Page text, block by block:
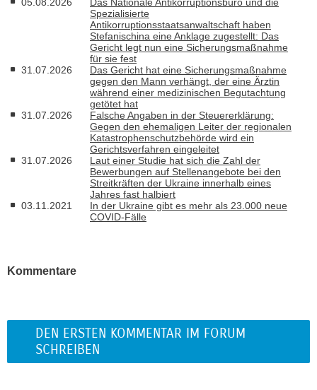
Spezialisierte
Antikorruptionsstaatsanwaltschaft haben
Stefanischina eine Anklage zugestellt: Das
Gericht legt nun eine Sicherungsmaßnahme
für sie fest
31.07.2026
Das Gericht hat eine Sicherungsmaßnahme
gegen den Mann verhängt, der eine Ärztin
während einer medizinischen Begutachtung
getötet hat
31.07.2026
Falsche Angaben in der Steuererklärung:
Gegen den ehemaligen Leiter der regionalen
Katastrophenschutzbehörde wird ein
Gerichtsverfahren eingeleitet
31.07.2026
Laut einer Studie hat sich die Zahl der
Bewerbungen auf Stellenangebote bei den
Streitkräften der Ukraine innerhalb eines
Jahres fast halbiert
03.11.2021
In der Ukraine gibt es mehr als 23.000 neue
COVID-Fälle
Kommentare
DEN ERSTEN KOMMENTAR IM FORUM
SCHREIBEN